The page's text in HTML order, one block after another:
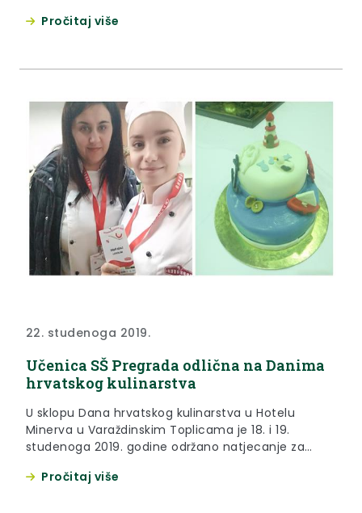
županije, koja će biti održana u subotu, 30.
Pročitaj više
22. studenoga 2019.
Učenica SŠ Pregrada odlična na Danima
hrvatskog kulinarstva
U sklopu Dana hrvatskog kulinarstva u Hotelu
Minerva u Varaždinskim Toplicama je 18. i 19.
studenoga 2019. godine održano natjecanje za
slastičarstva na kojem su odličan rezultat postigle i
Pročitaj više